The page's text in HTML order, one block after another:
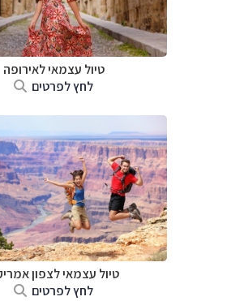
טיול עצמאי לאירופה
לחץ לפרטים
טיול עצמאי לצפון
לחץ לפרטים